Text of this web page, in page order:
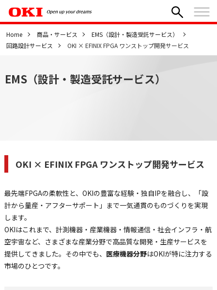
Home 商品・サービス
EMS（設計・製造受託サービス）
回路設計サービス
OKI × EFINIX FPGA ワンストップ開発サービス
EMS（設計・製造受託サービス）
OKI × EFINIX FPGA ワンストップ開発サービス
最先端FPGAの柔軟性と、OKIの豊富な経験・独自IPを融合し、「設
計から量産・アフターサポート」まで一気通貫のものづくりを実現
します。
OKIはこれまで、計測機器・産業機器・情報通信・社会インフラ・航
空宇宙など、さまざまな産業分野で高品質な開発・生産サービスを
提供してきました。その中でも、 医療機器分野はOKIが特に注力する
市場のひとつです。